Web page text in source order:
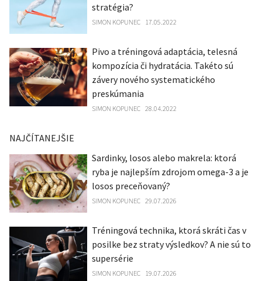
stratégia?
SIMON KOPUNEC 17.05.2022
Pivo a tréningová adaptácia, telesná
kompozícia či hydratácia. Takéto sú
závery nového systematického
preskúmania
SIMON KOPUNEC 28.04.2022
NAJČÍTANEJŠIE
Sardinky, losos alebo makrela: ktorá
ryba je najlepším zdrojom omega-3 a je
losos preceňovaný?
SIMON KOPUNEC 29.07.2026
Tréningová technika, ktorá skráti čas v
posilke bez straty výsledkov? A nie sú to
supersérie
SIMON KOPUNEC 19.07.2026